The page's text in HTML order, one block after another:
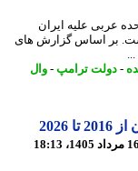
علیه ایران
اساس گزارش های
دولت ترامپ -وال